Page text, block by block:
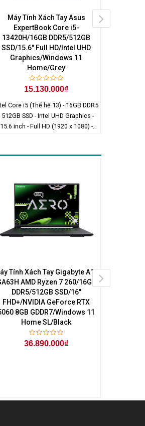
Máy Tính Xách Tay Asus
ExpertBook Core i5-
13420H/16GB DDR5/512GB
SSD/15.6" Full HD/Intel UHD
Graphics/Windows 11
Home/Grey
15.130.000₫
Core i5 (Thế hệ 13) - 16GB DDR5
512GB SSD - Intel UHD Graphics -
15.6 inch - Full HD (1920 x 1080) -
Tính Xách Tay Gigabyte A16
AMD Ryzen 7 260/16GB
DDR5/512GB SSD/16''
FHD+/NVIDIA GeForce RTX
8GB GDDR7/Windows 11
Home SL/Black
36.890.000₫
Máy Tính